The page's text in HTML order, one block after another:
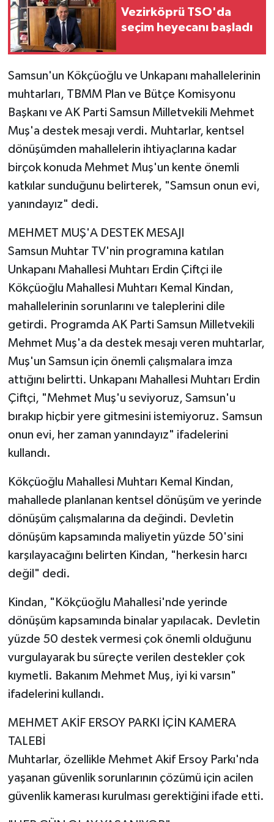
Vezirköprü TSO'da
seçim heyecanı başladı
Samsun'un Kökçüoğlu ve Unkapanı mahallelerinin
muhtarları, TBMM Plan ve Bütçe Komisyonu
Başkanı ve AK Parti Samsun Milletvekili Mehmet
Muş'a destek mesajı verdi. Muhtarlar, kentsel
dönüşümden mahallelerin ihtiyaçlarına kadar
birçok konuda Mehmet Muş'un kente önemli
katkılar sunduğunu belirterek, "Samsun onun evi,
yanındayız" dedi.
MEHMET MUŞ'A DESTEK MESAJI
Samsun Muhtar TV'nin programına katılan
Unkapanı Mahallesi Muhtarı Erdin Çiftçi ile
Kökçüoğlu Mahallesi Muhtarı Kemal Kindan,
mahallelerinin sorunlarını ve taleplerini dile
getirdi. Programda AK Parti Samsun Milletvekili
Mehmet Muş'a da destek mesajı veren muhtarlar,
Muş'un Samsun için önemli çalışmalara imza
attığını belirtti. Unkapanı Mahallesi Muhtarı Erdin
Çiftçi, "Mehmet Muş'u seviyoruz, Samsun'u
bırakıp hiçbir yere gitmesini istemiyoruz. Samsun
onun evi, her zaman yanındayız" ifadelerini
kullandı.
Kökçüoğlu Mahallesi Muhtarı Kemal Kindan,
mahallede planlanan kentsel dönüşüm ve yerinde
dönüşüm çalışmalarına da değindi. Devletin
dönüşüm kapsamında maliyetin yüzde 50'sini
karşılayacağını belirten Kindan, "herkesin harcı
değil" dedi.
Kindan, "Kökçüoğlu Mahallesi'nde yerinde
dönüşüm kapsamında binalar yapılacak. Devletin
yüzde 50 destek vermesi çok önemli olduğunu
vurgulayarak bu süreçte verilen destekler çok
kıymetli. Bakanım Mehmet Muş, iyi ki varsın"
ifadelerini kullandı.
MEHMET AKİF ERSOY PARKI İÇİN KAMERA
TALEBİ
Muhtarlar, özellikle Mehmet Akif Ersoy Parkı'nda
yaşanan güvenlik sorunlarının çözümü için acilen
güvenlik kamerası kurulması gerektiğini ifade etti.